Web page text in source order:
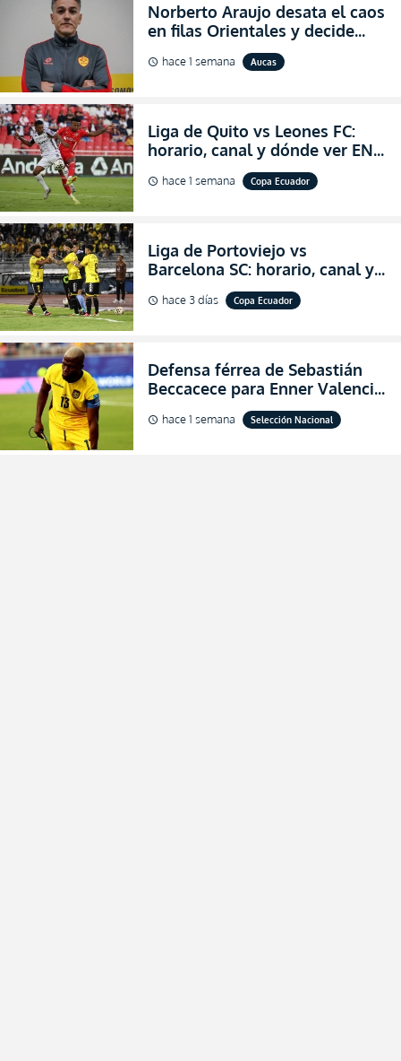
Norberto Araujo desata el caos
en filas Orientales y decide
abandonar la dirección técnica
de Aucas
schedule hace 1 semana Aucas
Liga de Quito vs Leones FC:
horario, canal y dónde ver EN
VIVO los octavos de final de la
Copa Ecuador 2026
schedule hace 1 semana Copa Ecuador
Liga de Portoviejo vs
Barcelona SC: horario, canal y
dónde ver EN VIVO los octavos
de final de la Copa Ecuador
schedule hace 3 días Copa Ecuador
Defensa férrea de Sebastián
Beccacece para Enner Valencia
al indicar que era el hombre
indicado para Ecuador
schedule hace 1 semana Selección Nacional